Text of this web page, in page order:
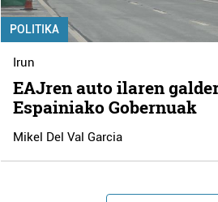
POLITIKA
Irun
EAJren auto ilaren
Espainiako Gobernuak
Mikel Del Val Garcia